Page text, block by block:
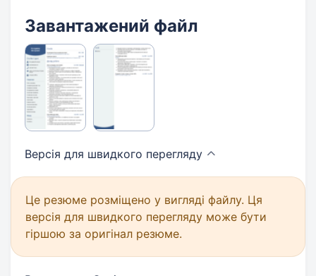
Завантажений файл
Версія для швидкого перегляду
Це резюме розміщено у вигляді файлу. Ця
версія для швидкого перегляду може бути
гіршою за оригінал резюме.